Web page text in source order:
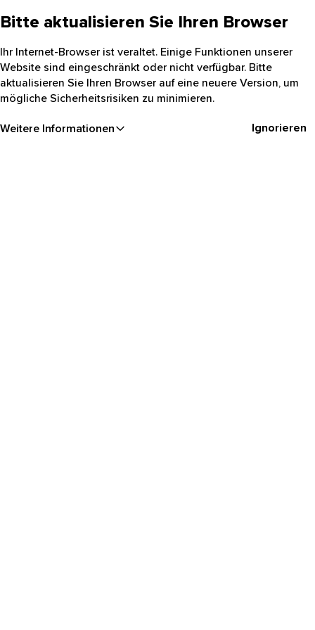
Bitte aktualisieren Sie Ihren Browser
Ihr Internet-Browser ist veraltet. Einige Funktionen unserer
Website sind eingeschränkt oder nicht verfügbar. Bitte
aktualisieren Sie Ihren Browser auf eine neuere Version, um
mögliche Sicherheitsrisiken zu minimieren.
Weitere Informationen Ignorieren